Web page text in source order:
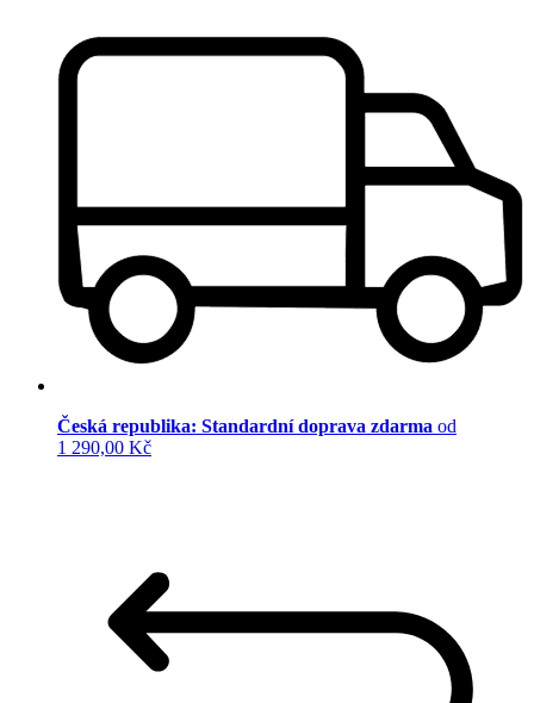
Česká republika: Standardní doprava zdarma od
1 290,00 Kč